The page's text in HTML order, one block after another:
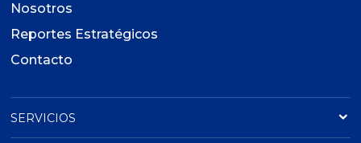
Nosotros
Reportes Estratégicos
Contacto
SERVICIOS